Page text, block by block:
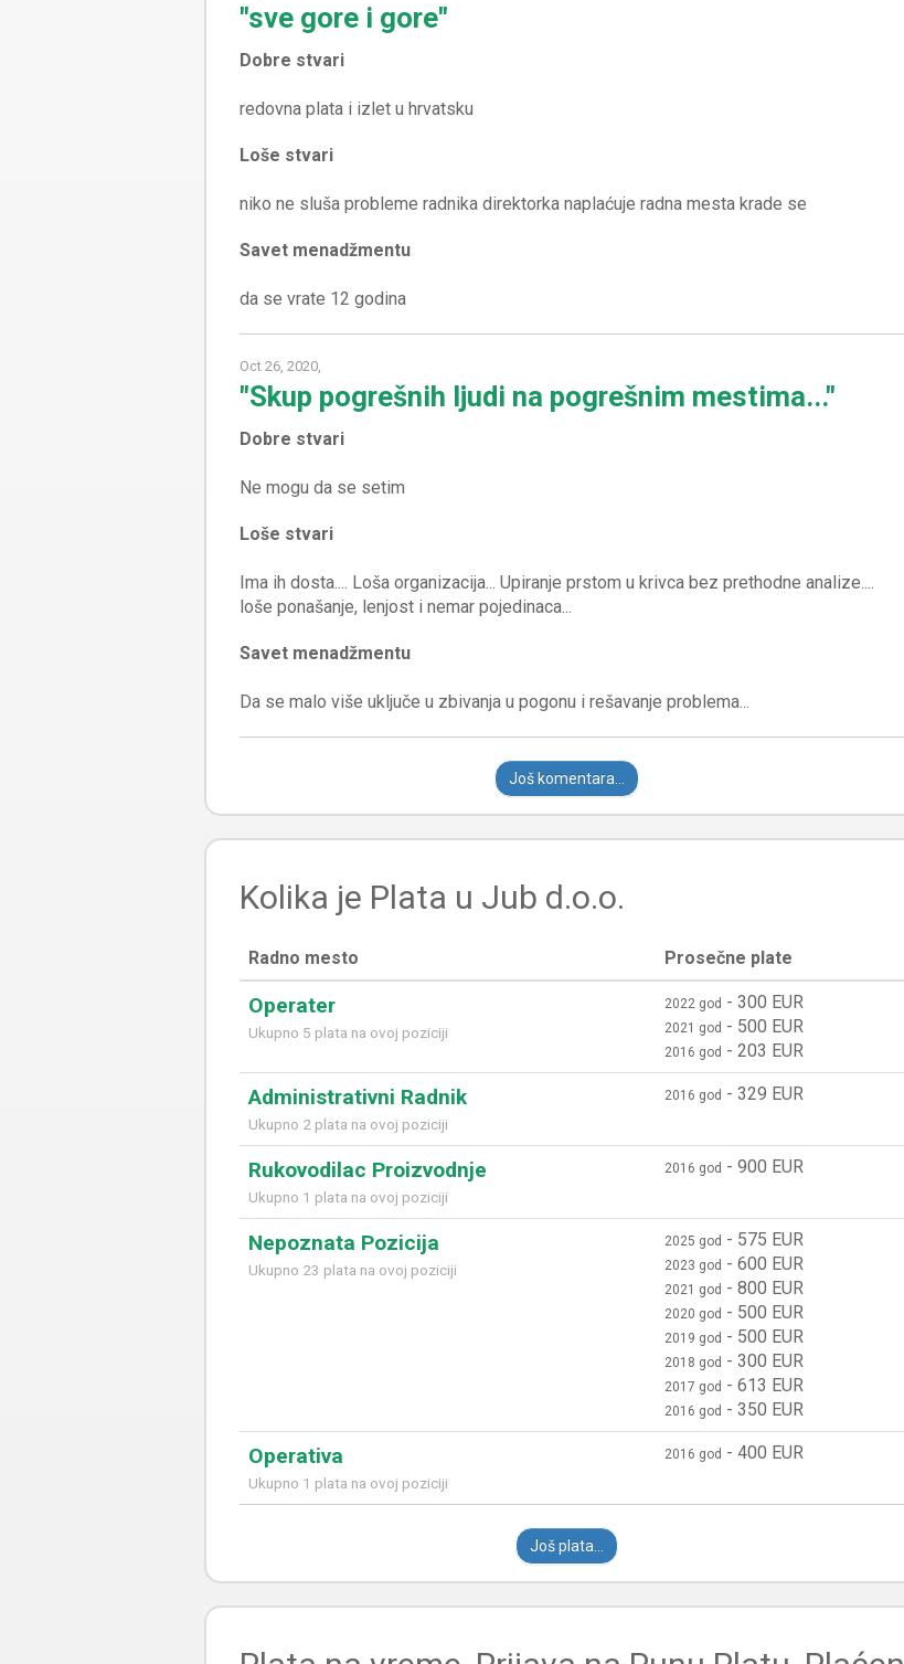
"sve gore i gore"
Dobre stvari
Loše stvari
Savet menadžmentu
da se vrate 12 godina
Oct 26, 2020,
"Skup pogrešnih ljudi na pogrešnim mestima..."
Dobre stvari
Loše stvari
Ima ih dosta.... Loša organizacija... Upiranje prstom u krivca bez prethodne analize....
Savet menadžmentu
Još komentara...
Kolika je Plata u Jub d.o.o.
Radno mesto Prosečne plate
Operater
Ukupno 5 plata na ovoj poziciji
2022 god - 300 EUR
2021 god - 500 EUR
2016 god - 203 EUR
Administrativni Radnik
Ukupno 2 plata na ovoj poziciji
2016 god - 329 EUR
Rukovodilac Proizvodnje
Ukupno 1 plata na ovoj poziciji
2016 god - 900 EUR
Nepoznata Pozicija
Ukupno 23 plata na ovoj poziciji
2025 god - 575 EUR
2023 god - 600 EUR
2021 god - 800 EUR
2020 god - 500 EUR
2019 god - 500 EUR
2018 god - 300 EUR
2017 god - 613 EUR
2016 god - 350 EUR
Operativa
Ukupno 1 plata na ovoj poziciji
2016 god - 400 EUR
Još plata...